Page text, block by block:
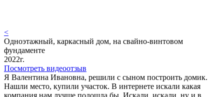
<
Одноэтажный, каркасный дом, на свайно-винтовом
фундаменте
2022г.
Посмотреть видеоотзыв
Я Валентина Ивановна, решили с сыном построить домик.
Нашли место, купили участок. В интернете искали какая
компания нам лучше подошла бы. Искали, искали, ну и в